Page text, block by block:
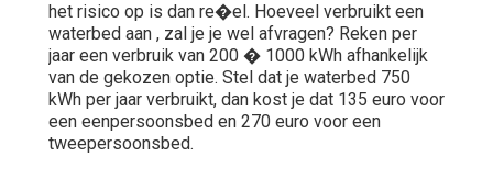
het risico op is dan re�el. Hoeveel verbruikt een
waterbed aan , zal je je wel afvragen? Reken per
jaar een verbruik van 200 � 1000 kWh afhankelijk
van de gekozen optie. Stel dat je waterbed 750
kWh per jaar verbruikt, dan kost je dat 135 euro voor
een eenpersoonsbed en 270 euro voor een
tweepersoonsbed.